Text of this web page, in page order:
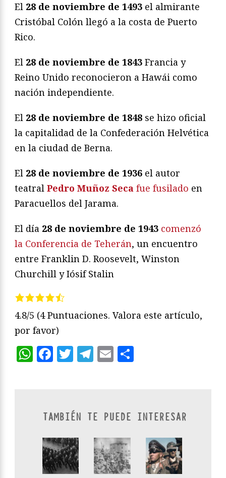
El 28 de noviembre de 1493 el almirante
Cristóbal Colón llegó a la costa de Puerto
Rico.
El 28 de noviembre de 1843 Francia y
Reino Unido reconocieron a Hawái como
nación independiente.
El 28 de noviembre de 1848 se hizo oficial
la capitalidad de la Confederación Helvética
en la ciudad de Berna.
El 28 de noviembre de 1936 el autor
teatral Pedro Muñoz Seca fue fusilado en
Paracuellos del Jarama.
El día 28 de noviembre de 1943 comenzó
la Conferencia de Teherán, un encuentro
entre Franklin D. Roosevelt, Winston
Churchill y Iósif Stalin
4.8/5 (4 Puntuaciones. Valora este artículo,
por favor)
WhatsApp
Facebook
Twitter
Telegram
Email
TAMBIÉN TE PUEDE INTERESAR